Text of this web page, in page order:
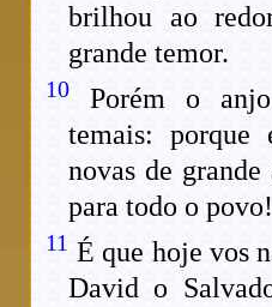
brilhou ao
grande temor.
10 Porém o
temais: porque
novas de
para todo o povo!
11 É que hoje vos
David o